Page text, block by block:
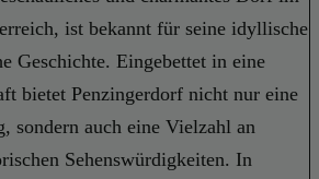
ist bekannt für seine idyllische
Geschichte. Eingebettet in eine
bietet Penzingerdorf nicht nur eine
sondern auch eine Vielzahl an
Sehenswürdigkeiten. In